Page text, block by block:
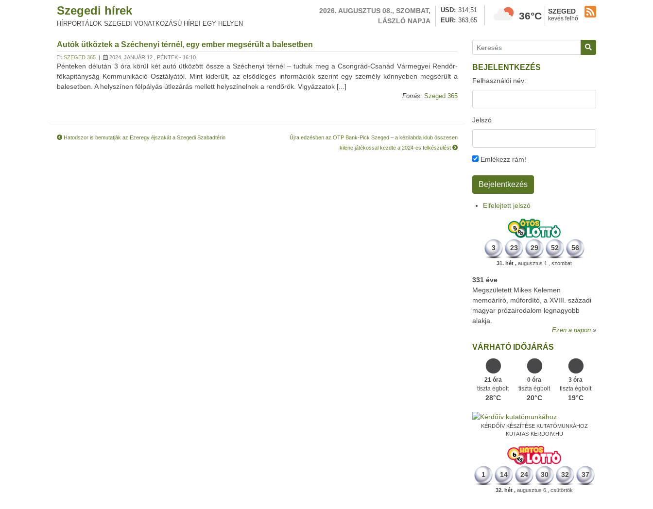
Szegedi hírek
HÍRPORTÁLOK SZEGEDI VONATKOZÁSÚ HÍREI EGY HELYEN
2026. AUGUSZTUS 08., SZOMBAT,
LÁSZLÓ NAPJA
USD
314,51
EUR
363,65 36°C SZEGED
kevés felhő
Autók ütköztek a Széchenyi térnél, egy ember megsérült a balesetben
SZEGED 365 | 2024. JANUÁR 12., PÉNTEK - 16:10
Pénteken délután 3 óra körül két autó ütközött össze a Széchenyi térnél – tudtuk meg a Csongrád-Csanád Vármegyei Rendőr-
főkapitányság Kommunikáció Osztályától. Mint kiderült, az elsődleges információk szerint egy személy könnyeben megsérült a
balesetben. A helyszínen félpályás útlezárás mellett helyszínelnek a rendőrök. Vigyázzatok [...]
Forrás: Szeged 365
Hatodszor is bemutatják az Ezeregy éjszakát a Szegedi Szabadtérin
Újra edzésben az OTP Bank-Pick Szeged – a kézilabda klub összesen
kilenc játékossal kezdte a 2024-es felkészülést
BEJELENTKEZÉS
Felhasználói név:
Jelszó
Emlékezz rám!
Elfelejtett jelszó
3 23 29 52 56
31. hét , augusztus 1., szombat
331 éve
Megszületett Mikes Kelemen
memoáríró, műfordító, a XVIII. századi
magyar prózairodalom legnagyobb
alakja.
Ezen a napon
VÁRHATÓ IDŐJÁRÁS
21 óra
tiszta égbolt
28°C
0 óra
tiszta égbolt
20°C
3 óra
tiszta égbolt
19°C
KÉRDŐÍV KÉSZÍTÉSE KUTATÓMUNKÁHOZ
KUTATAS-KERDOIV.HU
1 14 24 30 32 37
32. hét , augusztus 6., csütörtök